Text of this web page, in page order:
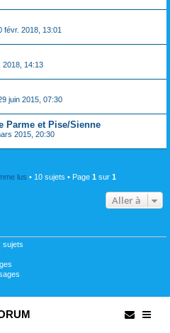
févr. 2018, 13:01
2018, 14:13
juin 2015, 07:30
Parme et Pise/Sienne
2015, 20:30
lus • 10 sujets • Page 1 sur 1
Aller à
sujets